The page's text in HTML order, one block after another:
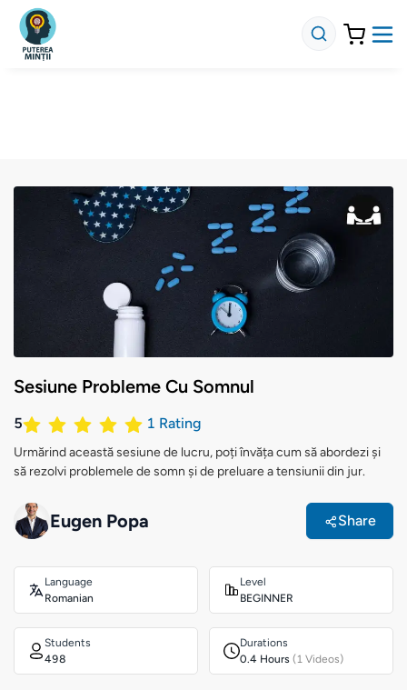
Sesiune Probleme Cu Somnul
5 1 Rating
Urmărind această sesiune de lucru, poți învăța cum să abordezi și
să rezolvi problemele de somn și de preluare a tensiunii din jur.
Eugen Popa Share
Language
Romanian
Level
BEGINNER
Students
498
Durations
0.4 Hours (1 Videos)